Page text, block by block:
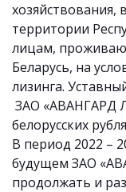
хозяйствования,
территории
лицам,
Беларусь, на
лизинга.
ЗАО «АВАНГАРД
белорусских
В период 2022 –
будущем ЗАО
продолжать и